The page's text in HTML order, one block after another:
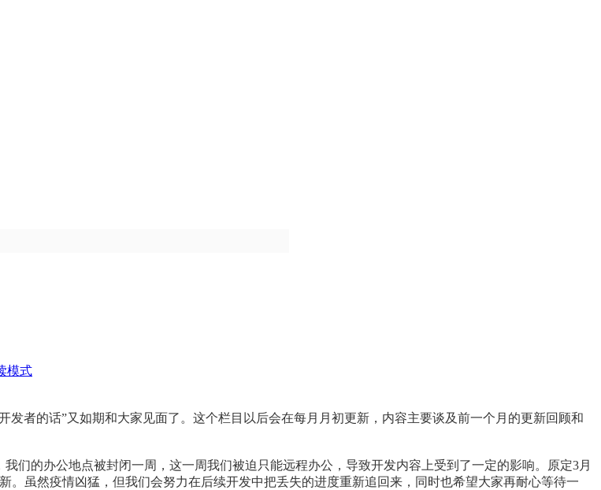
模式
发者的话”又如期和大家见面了。这个栏目以后会在每月月初更新，内容主要谈及前一个月的更新回顾和
们的办公地点被封闭一周，这一周我们被迫只能远程办公，导致开发内容上受到了一定的影响。原定3月
。虽然疫情凶猛，但我们会努力在后续开发中把丢失的进度重新追回来，同时也希望大家再耐心等待一